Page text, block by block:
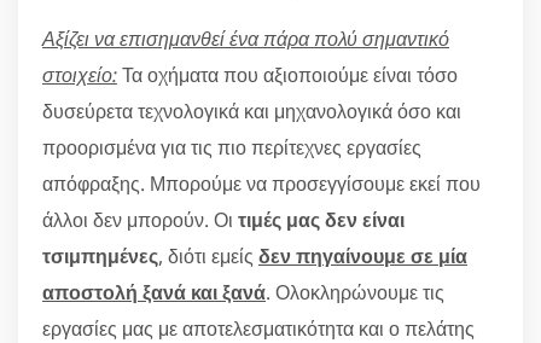
Αξίζει να επισημανθεί ένα πάρα πολύ σημαντικό
στοιχείο:Τα οχήματα που αξιοποιούμε είναι τόσο
δυσεύρετα τεχνολογικά και μηχανολογικά όσο και
προορισμένα για τις πιο περίτεχνες εργασίες
απόφραξης. Μπορούμε να προσεγγίσουμε εκεί που
άλλοι δεν μπορούν. Οι τιμές μας δεν είναι
τσιμπημένες, διότι εμείς δεν πηγαίνουμε σε μία
αποστολή ξανά και ξανά. Ολοκληρώνουμε τις
εργασίες μας με αποτελεσματικότητα και ο πελάτης